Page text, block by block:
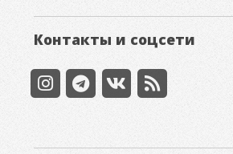
Контакты и соцсети